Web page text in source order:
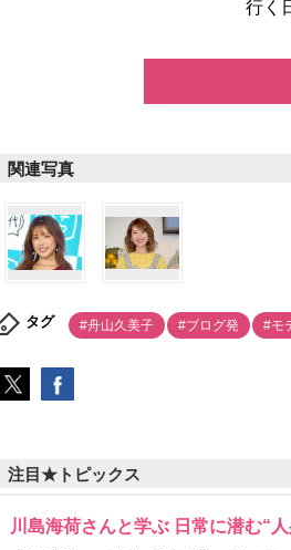
行く
関連写真
タグ #舟山久美子 #ブログ発 #モ
注目★トピックス
川島海荷さんと学ぶ 日常に潜む“